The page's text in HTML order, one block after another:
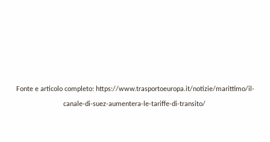
Fonte e articolo completo: https://www.trasportoeuropa.it/notizie/marittimo/il-
canale-di-suez-aumentera-le-tariffe-di-transito/